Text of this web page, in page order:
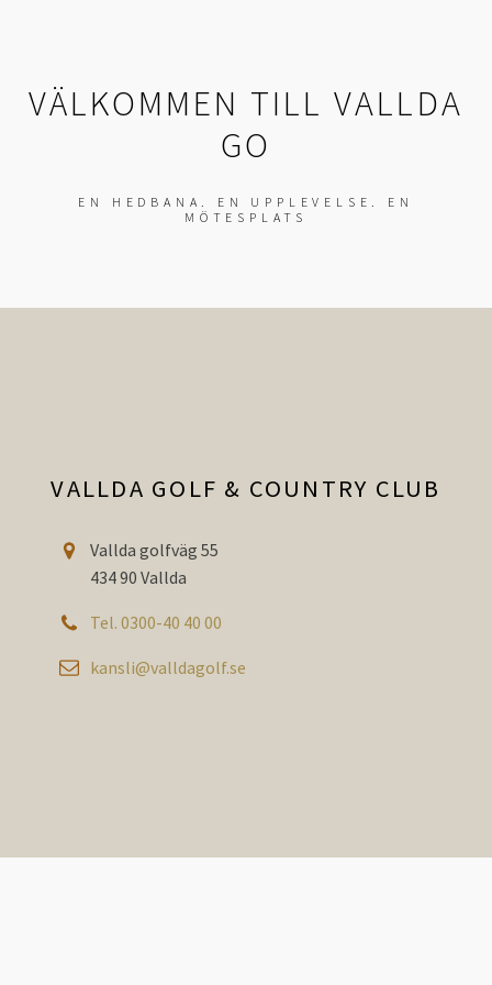
VÄLKOMMEN TILL VALLDA
GO
EN HEDBANA. EN UPPLEVELSE. EN
MÖTESPLATS
VALLDA GOLF & COUNTRY CLUB
Vallda golfväg 55
434 90 Vallda
Tel. 0300-40 40 00
kansli@valldagolf.se